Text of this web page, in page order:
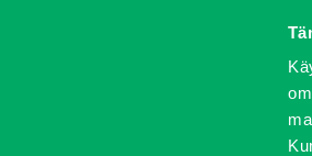
Vaihtokoneet